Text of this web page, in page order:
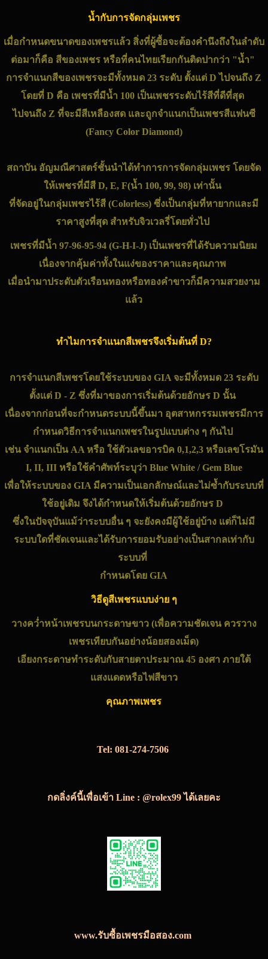
น้ำกับการจัดกลุ่มเพชร
เมื่อกำหนดขนาดของเพชรแล้ว สิ่งที่ผู้ซื้อจะต้องคำนึงถึงในลำดับ
ต่อมาก็คือ สีของเพชรหรือที่คนไทยเรียกกันติดปากว่า "น้ำ"
การจำแนกสีของเพชรจะมีทั้งหมด 23 ระดับ ตั้งแต่ D ไปจนถึง Z
โดยที่ D คือ เพชรที่มีน้ำ 100 เป็นเพชรระดับไร้สีที่ดีที่สุด
ไปจนถึง Z ที่จะมีสีเหลืองสด และถูกจำแนกเป็นเพชรสีแฟนซี
(Fancy Color Diamond)
สถาบัน อัญมณีศาสตร์ชั้นนำได้ทำการการจัดกลุ่มเพชร โดยจัด
ให้เพชรที่มีสี D, E, F(น้ำ 100, 99, 98) เท่านั้น
ที่จัดอยู่ในกลุ่มเพชรไร้สี (Colorless) ซึ่งเป็นกลุ่มที่หายากและมี
ราคาสูงที่สุด สำหรับจิวเวลรี่โดยทั่วไป
เพชรที่มีน้ำ 97-96-95-94 (G-H-I-J) เป็นเพชรที่ได้รับความนิยม
เนื่องจากคุ้มค่าทั้งในแง่ของราคาและคุณภาพ
เมื่อนำมาประดับตัวเรือนทองหรือทองคำขาวก็มีความสวยงาม
แล้ว
ทำไมการจำแนกสีเพชรจึงเริ่มต้นที่ D?
การจำแนกสีเพชรโดยใช้ระบบของ GIA จะมีทั้งหมด 23 ระดับ
ตั้งแต่ D - Z ซึ่งที่มาของการเริ่มต้นด้วยอักษร D นั้น
เนื่องจากก่อนที่จะกำหนดระบบนี้ขึ้นมา อุตสาหกรรมเพชรมีการ
กำหนดวิธีการจำแนกเพชรในรูปแบบต่าง ๆ กันไป
เช่น จำแนกเป็น AA หรือ ใช้ตัวเลขอารบิค 0,1,2,3 หรือเลขโรมัน
I, II, III หรือใช้คำศัพท์ระบุว่า Blue White / Gem Blue
เพื่อให้ระบบของ GIA มีความเป็นเอกลักษณ์และไม่ซ้ำกับระบบที่
ใช้อยู่เดิม จึงได้กำหนดให้เริ่มต้นด้วยอักษร D
ซึ่งในปัจจุบันแม้ว่าระบบอื่น ๆ จะยังคงมีผู้ใช้อยู่บ้าง แต่ก็ไม่มี
ระบบใดที่ชัดเจนและได้รับการยอมรับอย่างเป็นสากลเท่ากับ
ระบบที่
กำหนดโดย GIA
วิธีดูสีเพชรแบบง่าย ๆ
วางคว่ำหน้าเพชรบนกระดาษขาว (เพื่อความชัดเจน ควรวาง
เพชรเทียบกันอย่างน้อยสองเม็ด)
เอียงกระดาษทำระดับกับสายตาประมาณ 45 องศา ภายใต้
แสงแดดหรือไฟสีขาว
คุณภาพเพชร
Tel: 081-274-7506
กดลิ่งค์นี้เพื่อเข้า Line : @rolex99 ได้เลยคะ
www.รับซื้อเพชรมือสอง.com